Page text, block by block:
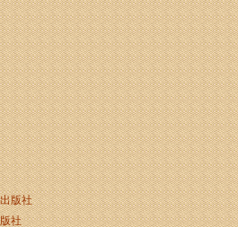
版社
社